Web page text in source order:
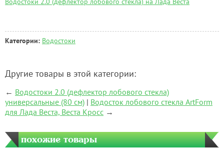
Категории: Водостоки
Другие товары в этой категории:
← Водостоки 2.0 (дефлектор лобового стекла)
универсальные (80 см) | Водосток лобового стекла ArtForm
для Лада Веста, Веста Кросс →
похожие товары